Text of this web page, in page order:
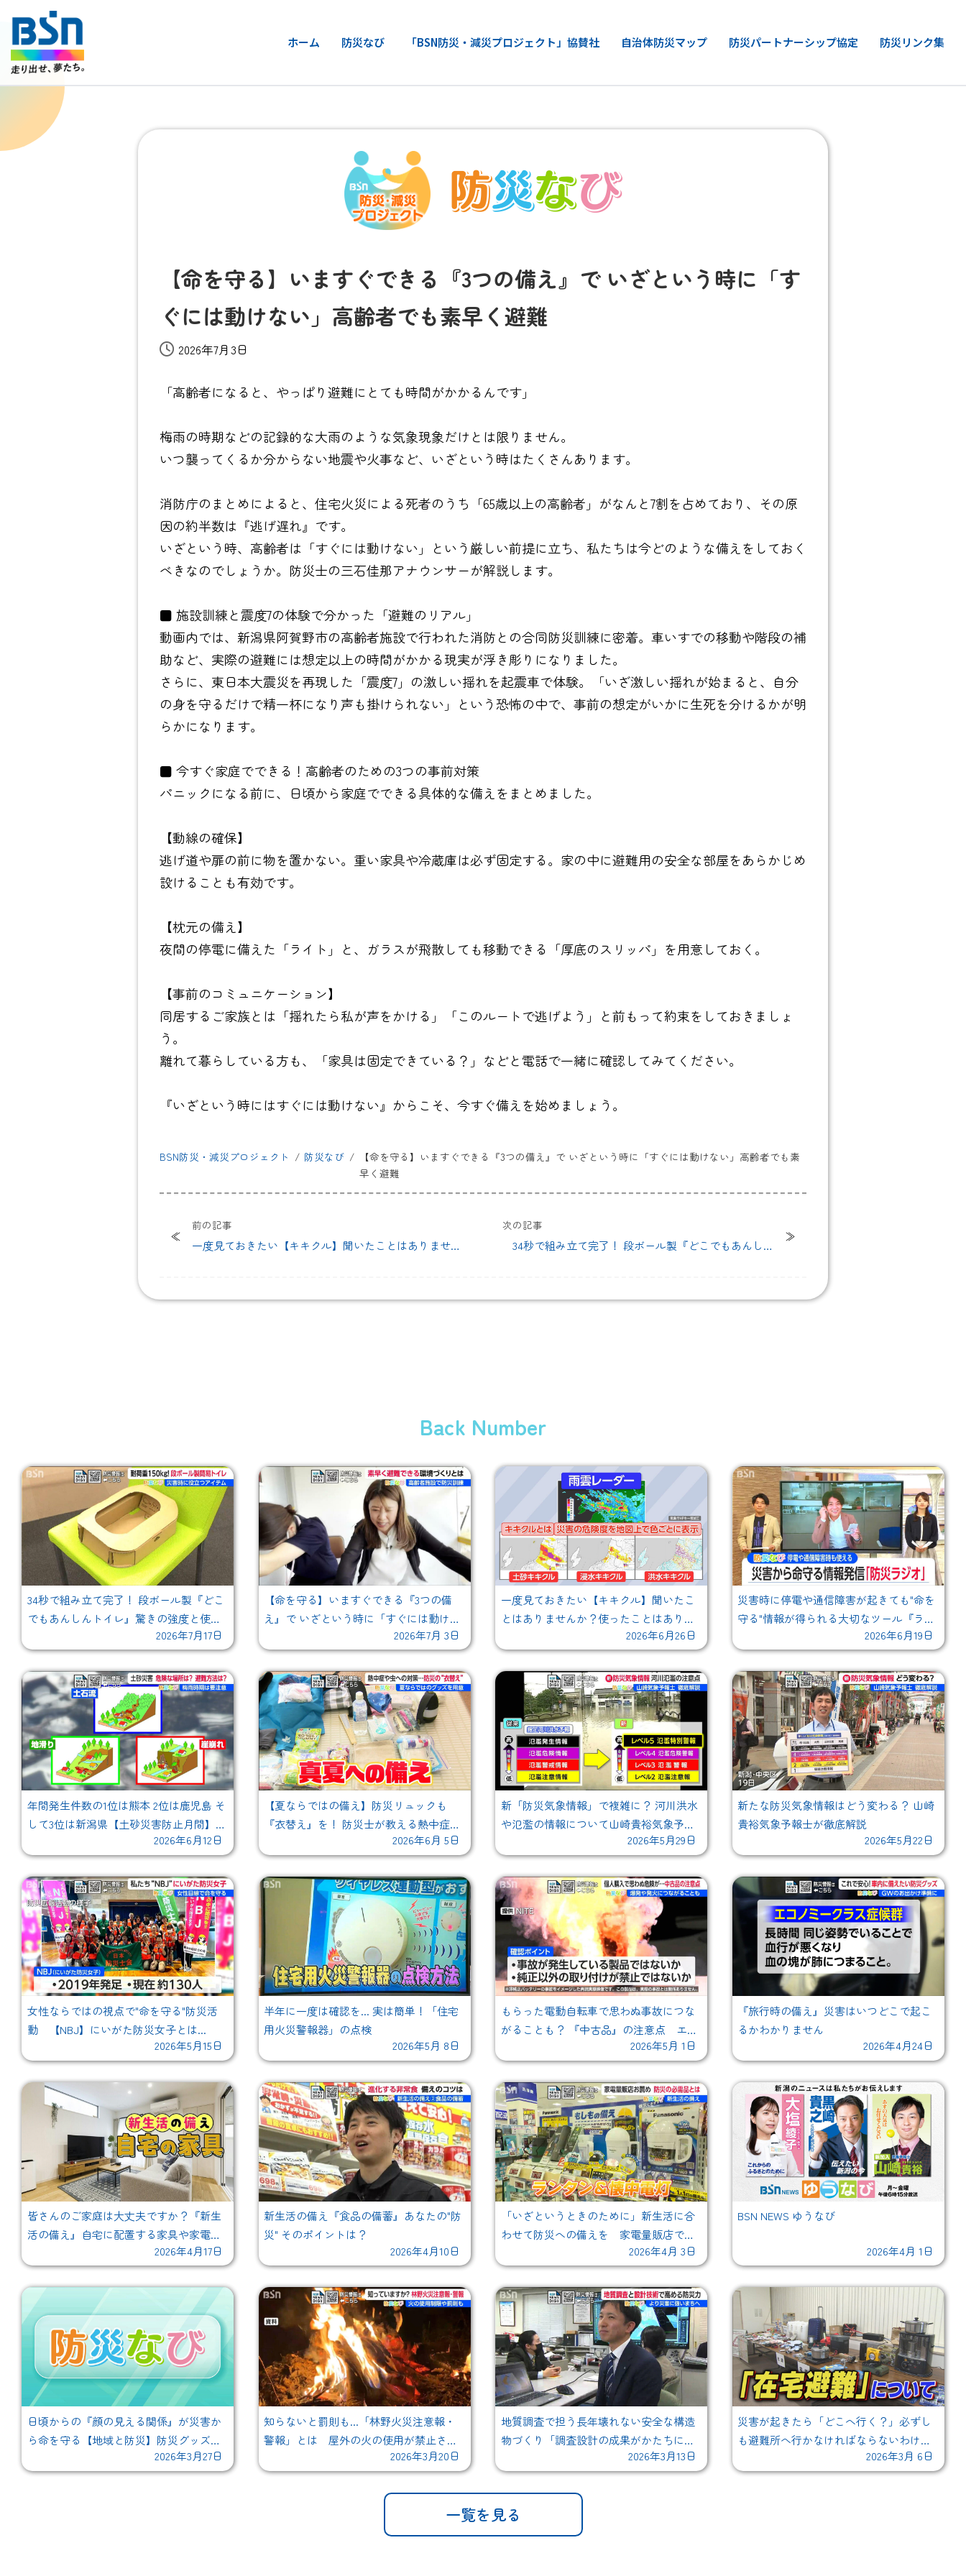
ホーム 防災なび 「BSN防災・減災プロジェクト」協賛社 自治体防災マップ 防災パートナーシップ協定 防災リンク集
【命を守る】いますぐできる『3つの備え』で いざという時に「す
ぐには動けない」高齢者でも素早く避難
2026年7月3日
「高齢者になると、やっぱり避難にとても時間がかかるんです」
梅雨の時期などの記録的な大雨のような気象現象だけとは限りません。
いつ襲ってくるか分からない地震や火事など、いざという時はたくさんあります。
消防庁のまとめによると、住宅火災による死者のうち「65歳以上の高齢者」がなんと7割を占めており、その原
因の約半数は『逃げ遅れ』です。
いざという時、高齢者は「すぐには動けない」という厳しい前提に立ち、私たちは今どのような備えをしておく
べきなのでしょうか。防災士の三石佳那アナウンサーが解説します。
■ 施設訓練と震度7の体験で分かった「避難のリアル」
動画内では、新潟県阿賀野市の高齢者施設で行われた消防との合同防災訓練に密着。車いすでの移動や階段の補
助など、実際の避難には想定以上の時間がかかる現実が浮き彫りになりました。
さらに、東日本大震災を再現した「震度7」の激しい揺れを起震車で体験。「いざ激しい揺れが始まると、自分
の身を守るだけで精一杯になり声も掛けられない」という恐怖の中で、事前の想定がいかに生死を分けるかが明
らかになります。
■ 今すぐ家庭でできる！高齢者のための3つの事前対策
パニックになる前に、日頃から家庭でできる具体的な備えをまとめました。
【動線の確保】
逃げ道や扉の前に物を置かない。重い家具や冷蔵庫は必ず固定する。家の中に避難用の安全な部屋をあらかじめ
設けることも有効です。
【枕元の備え】
夜間の停電に備えた「ライト」と、ガラスが飛散しても移動できる「厚底のスリッパ」を用意しておく。
【事前のコミュニケーション】
同居するご家族とは「揺れたら私が声をかける」「このルートで逃げよう」と前もって約束をしておきましょ
う。
離れて暮らしている方も、「家具は固定できている？」などと電話で一緒に確認してみてください。
『いざという時にはすぐには動けない』からこそ、今すぐ備えを始めましょう。
BSN防災・減災プロジェクト 防災なび
【命を守る】いますぐできる『3つの備え』で いざという時に「すぐには動けない」高齢者でも素
早く避難
前の記事
一度見ておきたい【キキクル】聞いたことはありません
次の記事
34秒で組み立て完了！ 段ボール製『どこでもあんしん
Back Number
34秒で組み立て完了！ 段ボール製『どこ
でもあんしんトイレ』驚きの強度と使い
2026年7月17日
【命を守る】いますぐできる『3つの備
え』で いざという時に「すぐには動けな
2026年7月 3日
一度見ておきたい【キキクル】聞いたこ
とはありませんか？使ったことはありま
すか?? 本格的な大雨が降る前に！
2026年6月26日
災害時に停電や通信障害が起きても"命を
守る"情報が得られる大切なツール『ラジ
2026年6月19日
年間発生件数の1位は熊本 2位は鹿児島 そ
して3位は新潟県【土砂災害防止月間】危
険増す"梅雨時"の備え「どこが危ない？ど
こに逃げる?? 」
2026年6月12日
【夏ならではの備え】防災リュックも
『衣替え』を！ 防災士が教える熱中症対
策アイテムと避難生活のストレスを減ら
す"必需品"とは？
2026年6月 5日
新「防災気象情報」で複雑に？ 河川洪水
や氾濫の情報について山崎貴裕気象予報
2026年5月29日
新たな防災気象情報はどう変わる？ 山崎
貴裕気象予報士が徹底解説
2026年5月22日
女性ならではの視点で"命を守る"防災活
動 【NBJ】にいがた防災女子とは...
2026年5月15日
半年に一度は確認を... 実は簡単！「住宅
用火災警報器」の点検
2026年5月 8日
もらった電動自転車で思わぬ事故につな
がることも？ 『中古品』の注意点 エア
コンの「標準使用期間」を知っています
か？
2026年5月 1日
『旅行時の備え』災害はいつどこで起こ
るかわかりません
2026年4月24日
皆さんのご家庭は大丈夫ですか？『新生
活の備え』自宅に配置する家具や家電
2026年4月17日
新生活の備え『食品の備蓄』あなたの"防
災" そのポイントは？
2026年4月10日
「いざというときのために」新生活に合
わせて防災への備えを 家電量販店で手
2026年4月 3日
BSN NEWS ゆうなび
2026年4月 1日
日頃からの『顔の見える関係』が災害か
ら命を守る【地域と防災】防災グッズ
の"ひと工夫"と助け合いに大切な『地域の
つながり』の再認識
2026年3月27日
知らないと罰則も...「林野火災注意報・
警報」とは 屋外の火の使用が禁止され
2026年3月20日
地質調査で担う長年壊れない安全な構造
物づくり「調査設計の成果がかたちにな
るやりがい」震災復旧で築く"災害に強い
街"
2026年3月13日
災害が起きたら「どこへ行く？」必ずし
も避難所へ行かなければならないわけで
はない『在宅避難』のススメ2026年3月 6日
一覧を見る